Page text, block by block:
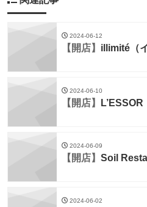
2024-06-12
【開店】 illimité（
2024-06-10
【開店】 L’ESSOR
2024-06-09
【開店】 Soil
2024-06-02